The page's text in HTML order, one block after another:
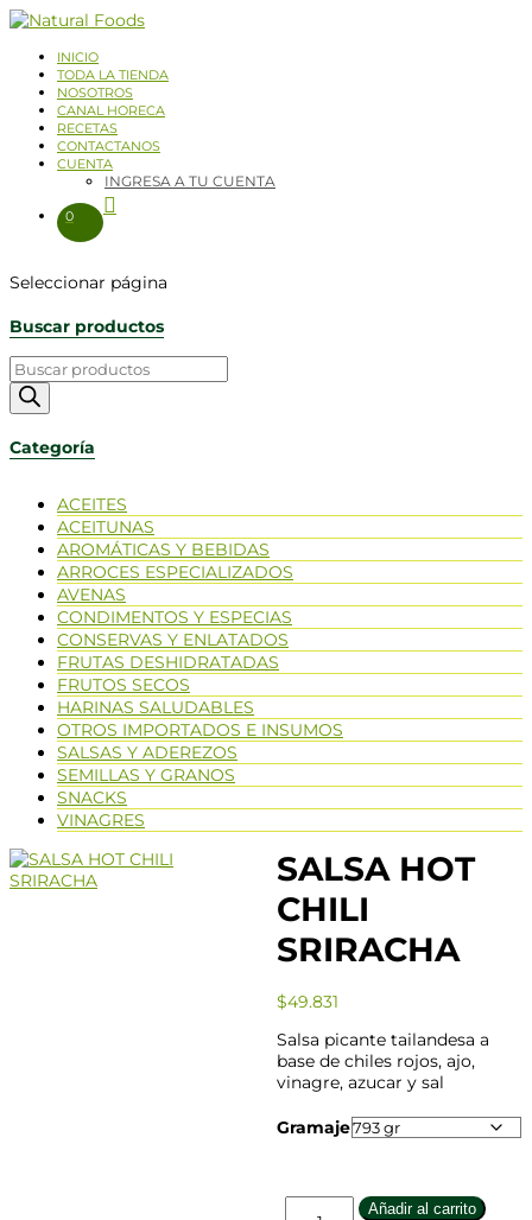
INICIO
TODA LA TIENDA
NOSOTROS
CANAL HORECA
RECETAS
CONTACTANOS
CUENTA
INGRESA A TU CUENTA
0
Seleccionar página
SALSA HOT
CHILI
SRIRACHA
$49.831
Salsa picante tailandesa a
base de chiles rojos, ajo,
vinagre, azucar y sal
Gramaje
Añadir al carrito
Buscar productos
Categoría
ACEITES
ACEITUNAS
AROMÁTICAS Y BEBIDAS
ARROCES ESPECIALIZADOS
AVENAS
CONDIMENTOS Y ESPECIAS
CONSERVAS Y ENLATADOS
FRUTAS DESHIDRATADAS
FRUTOS SECOS
HARINAS SALUDABLES
OTROS IMPORTADOS E INSUMOS
SALSAS Y ADEREZOS
SEMILLAS Y GRANOS
SNACKS
VINAGRES